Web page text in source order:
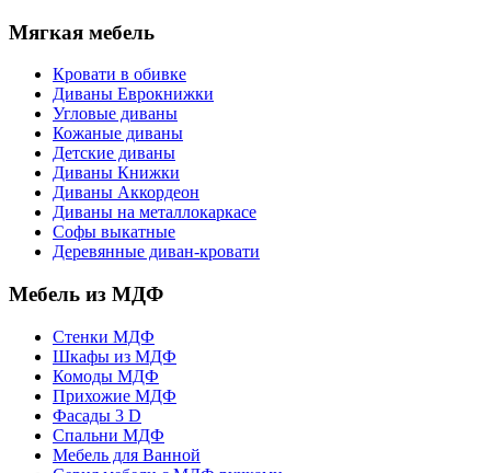
Мягкая мебель
Кровати в обивке
Диваны Еврокнижки
Угловые диваны
Кожаные диваны
Детские диваны
Диваны Книжки
Диваны Аккордеон
Диваны на металлокаркасе
Софы выкатные
Деревянные диван-кровати
Мебель из МДФ
Стенки МДФ
Шкафы из МДФ
Комоды МДФ
Прихожие МДФ
Фасады 3 D
Спальни МДФ
Мебель для Ванной